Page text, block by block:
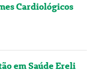
Cardiológicos
em Saúde Ereli